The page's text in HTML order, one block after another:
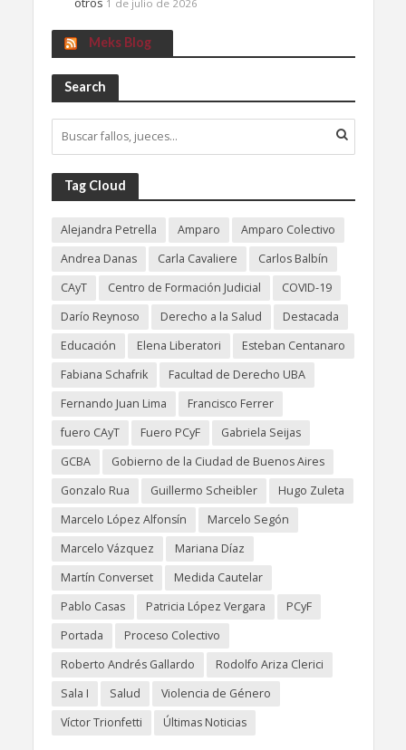
1 de julio de 2026
Meks Blog
Search
Tag Cloud
Alejandra Petrella Amparo
Amparo Colectivo
Andrea Danas
Carla Cavaliere
Carlos Balbín
CAyT
Centro de Formación Judicial
COVID-19
Darío Reynoso
Derecho a la Salud
Destacada
Educación
Elena Liberatori
Esteban Centanaro
Fabiana Schafrik
Facultad de Derecho UBA
Fernando Juan Lima
Francisco Ferrer
fuero CAyT
Fuero PCyF
Gabriela Seijas
GCBA
Gobierno de la Ciudad de Buenos Aires
Gonzalo Rua
Guillermo Scheibler
Hugo Zuleta
Marcelo López Alfonsín
Marcelo Segón
Marcelo Vázquez
Mariana Díaz
Martín Converset
Medida Cautelar
Pablo Casas
Patricia López Vergara
PCyF
Portada
Proceso Colectivo
Roberto Andrés Gallardo
Rodolfo Ariza Clerici
Sala I
Salud
Violencia de Género
Víctor Trionfetti
Últimas Noticias